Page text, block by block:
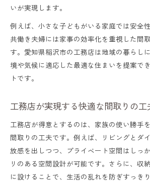
いが実現します。
例えば、小さな子どもがいる家庭では安全
共働き夫婦には家事の効率化を重視した間
す。愛知県稲沢市の工務店は地域の暮らし
境や気候に適応した最適な住まいを提案で
トです。
工務店が実現する快適な間取りの工
工務店が得意とするのは、家族の使い勝手
間取りの工夫です。例えば、リビングとダ
放感を出しつつ、プライベート空間はしっ
リのある空間設計が可能です。さらに、収
に設けることで、生活の乱れを防ぎすっき